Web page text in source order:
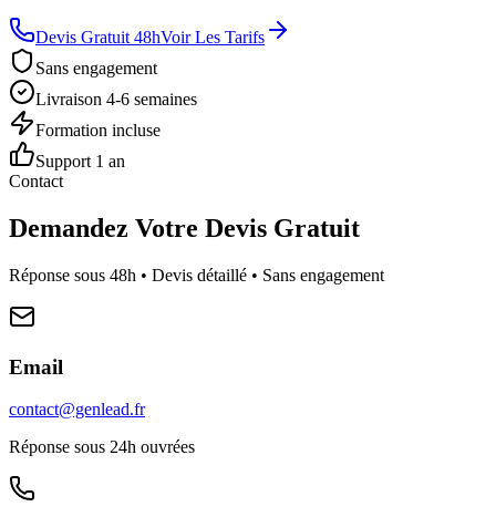
Devis Gratuit 48hVoir Les Tarifs
Sans engagement
Livraison 4-6 semaines
Formation incluse
Support 1 an
Contact
Demandez Votre Devis Gratuit
Réponse sous 48h • Devis détaillé • Sans engagement
Email
contact@genlead.fr
Réponse sous 24h ouvrées